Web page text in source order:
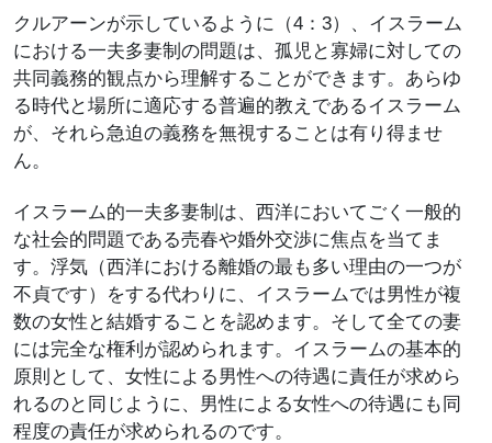
クルアーンが示しているように（4：3）、イスラーム
における一夫多妻制の問題は、孤児と寡婦に対しての
共同義務的観点から理解することができます。あらゆ
る時代と場所に適応する普遍的教えであるイスラーム
が、それら急迫の義務を無視することは有り得ませ
ん。
イスラーム的一夫多妻制は、西洋においてごく一般的
な社会的問題である売春や婚外交渉に焦点を当てま
す。浮気（西洋における離婚の最も多い理由の一つが
不貞です）をする代わりに、イスラームでは男性が複
数の女性と結婚することを認めます。そして全ての妻
には完全な権利が認められます。イスラームの基本的
原則として、女性による男性への待遇に責任が求めら
れるのと同じように、男性による女性への待遇にも同
程度の責任が求められるのです。